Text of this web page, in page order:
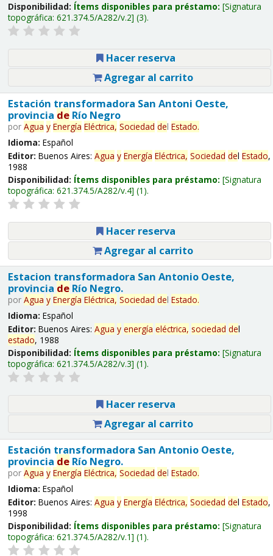
Disponibilidad: Ítems disponibles para préstamo: Signatura
topográfica: 621.374.5/A282/v.2 (3).
Hacer reserva
Agregar al carrito
Estación transformadora San Antoni Oeste,
provincia deRío Negro
por Agua y Energía Eléctrica, Sociedad del Estado.
Idioma: Español
Editor: Buenos Aires: Agua y Energía Eléctrica, Sociedad del Estado,
1988
Disponibilidad: Ítems disponibles para préstamo: Signatura
topográfica: 621.374.5/A282/v.4 (1).
Hacer reserva
Agregar al carrito
Estacion transformadora San Antonio Oeste,
provincia deRío Negro.
por Agua y Energía Eléctrica, Sociedad del Estado.
Idioma: Español
Editor: Buenos Aires: Agua y energía eléctrica, sociedad del
estado, 1988
Disponibilidad: Ítems disponibles para préstamo: Signatura
topográfica: 621.374.5/A282/v.3 (1).
Hacer reserva
Agregar al carrito
Estación transformadora San Antonio Oeste,
provincia deRío Negro.
por Agua y Energía Eléctrica, Sociedad del Estado.
Idioma: Español
Editor: Buenos Aires: Agua y Energía Eléctrica, Sociedad del Estado,
1998
Disponibilidad: Ítems disponibles para préstamo: Signatura
topográfica: 621.374.5/A282/v.1 (1).